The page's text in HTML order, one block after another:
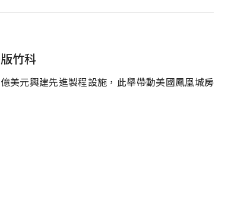
竹科
美元興建先進製程設施，此舉帶動美國鳳凰城房